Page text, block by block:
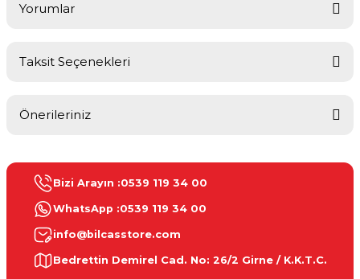
Yorumlar
Taksit Seçenekleri
Önerileriniz
konularda yetersiz gördüğünüz noktaları öneri formunu kullanarak
tarafımıza iletebilirsiniz.
Görüş ve önerileriniz için teşekkür ederiz.
Ürün resmi kalitesiz, bozuk veya görüntülenemiyor.
Ürün açıklamasında eksik bilgiler bulunuyor.
Bizi Arayın :0539 119 34 00
WhatsApp :0539 119 34 00
info@bilcasstore.com
Bedrettin Demirel Cad. No: 26/2 Girne / K.K.T.C.